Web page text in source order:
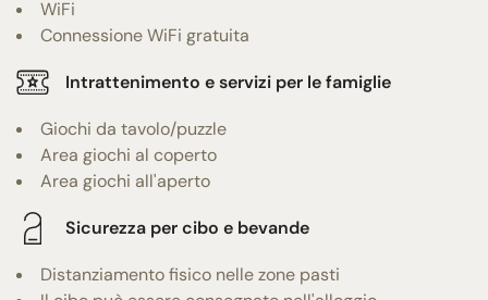
WiFi
Connessione WiFi gratuita
Intrattenimento e servizi per le famiglie
Giochi da tavolo/puzzle
Area giochi al coperto
Area giochi all'aperto
Sicurezza per cibo e bevande
Distanziamento fisico nelle zone pasti